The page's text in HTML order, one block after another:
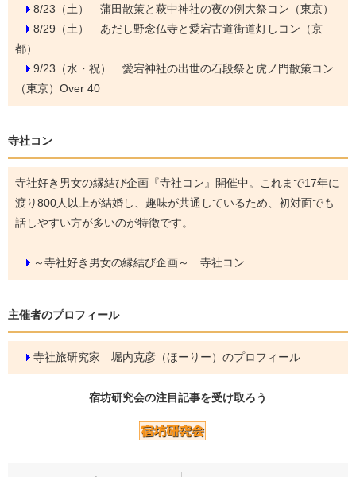
8/23（土） 蒲田散策と萩中神社の夜の例大祭コン（東京）
8/29（土） あだし野念仏寺と愛宕古道街道灯しコン（京
都）
9/23（水・祝） 愛宕神社の出世の石段祭と虎ノ門散策コン
（東京）Over 40
寺社コン
寺社好き男女の縁結び企画『寺社コン』開催中。これまで17年に
渡り800人以上が結婚し、趣味が共通しているため、初対面でも
話しやすい方が多いのが特徴です。
～寺社好き男女の縁結び企画～ 寺社コン
主催者のプロフィール
寺社旅研究家 堀内克彦（ほーりー）のプロフィール
宿坊研究会の注目記事を受け取ろう